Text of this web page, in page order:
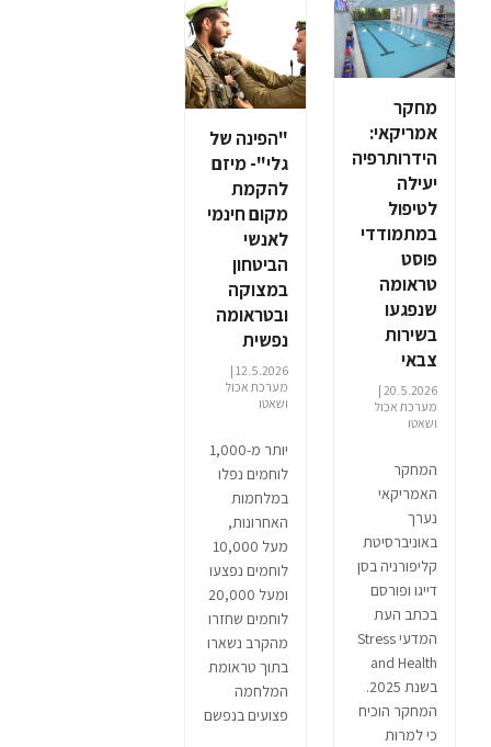
מחקר
אמריקאי:
הידרותרפיה
יעילה
לטיפול
במתמודדי
פוסט
טראומה
שנפגעו
בשירות
צבאי
20.5.2026 |
מערכת אכול
ושאטו
המחקר
האמריקאי
נערך
באוניברסיטת
קליפורניה בסן
דייגו ופורסם
בכתב העת
המדעי Stress
and Health
בשנת 2025.
המחקר הוכיח
כי למרות
"הפינה של
גלי"- מיזם
להקמת
מקום חינמי
לאנשי
הביטחון
במצוקה
ובטראומה
נפשית
12.5.2026 |
מערכת אכול
ושאטו
יותר מ-1,000
לוחמים נפלו
במלחמות
האחרונות,
מעל 10,000
לוחמים נפצעו
ומעל 20,000
לוחמים שחזרו
מהקרב נשארו
בתוך טראומת
המלחמה
פצועים בנפשם